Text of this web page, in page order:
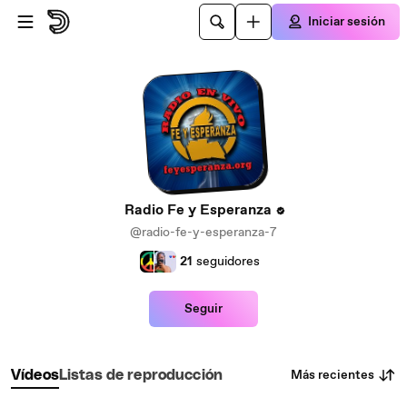
Saltar al contenido principal
Iniciar sesión
Radio Fe y Esperanza
@radio-fe-y-esperanza-7
21 seguidores
Seguir
VídeosListas de reproducción Más recientes